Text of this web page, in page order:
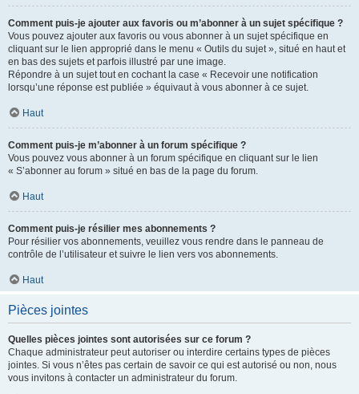
Comment puis-je ajouter aux favoris ou m’abonner à un sujet spécifique ?
Vous pouvez ajouter aux favoris ou vous abonner à un sujet spécifique en
cliquant sur le lien approprié dans le menu « Outils du sujet », situé en haut et
en bas des sujets et parfois illustré par une image.
Répondre à un sujet tout en cochant la case « Recevoir une notification
lorsqu’une réponse est publiée » équivaut à vous abonner à ce sujet.
Haut
Comment puis-je m’abonner à un forum spécifique ?
Vous pouvez vous abonner à un forum spécifique en cliquant sur le lien
« S’abonner au forum » situé en bas de la page du forum.
Haut
Comment puis-je résilier mes abonnements ?
Pour résilier vos abonnements, veuillez vous rendre dans le panneau de
contrôle de l’utilisateur et suivre le lien vers vos abonnements.
Haut
Pièces jointes
Quelles pièces jointes sont autorisées sur ce forum ?
Chaque administrateur peut autoriser ou interdire certains types de pièces
jointes. Si vous n’êtes pas certain de savoir ce qui est autorisé ou non, nous
vous invitons à contacter un administrateur du forum.